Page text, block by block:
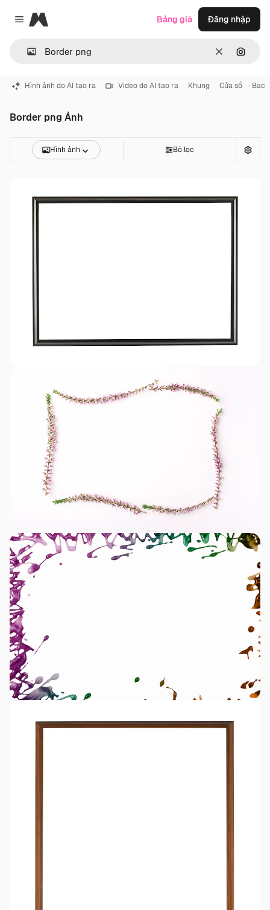
Close menu
Magnific
ThôngTìm
Bảng giá Đăng nhập
Hình ảnh do AI tạo ra Video do AI tạo ra Khung Cửa sổ Bạc
Border png Ảnh
Hình ảnh Bộ lọc